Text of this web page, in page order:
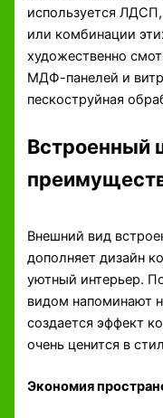
используется
или комбинации
художественно
МДФ-панелей и
пескоструйная
Встроенный
Внешний вид
дополняет дизайн
уютный интерьер.
видом напоминают
создается эффект
очень ценится в
Экономия